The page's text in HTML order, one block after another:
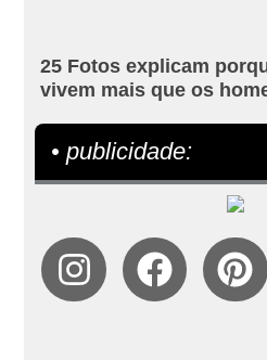
25 Fotos explicam
vivem mais que os
• publicidade: